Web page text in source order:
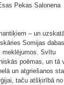
Pekas Salonena
– un
Somijas
meklējumos. Svītu
poēmas, un tā
un atgriešanos
taču atšķirībā